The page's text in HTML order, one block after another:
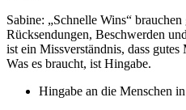
Sabine: „Schnelle Wins“
Rücksendungen, Beschwerden
ist ein Missverständnis, dass
Was es braucht, ist Hingabe.
Hingabe an die Menschen